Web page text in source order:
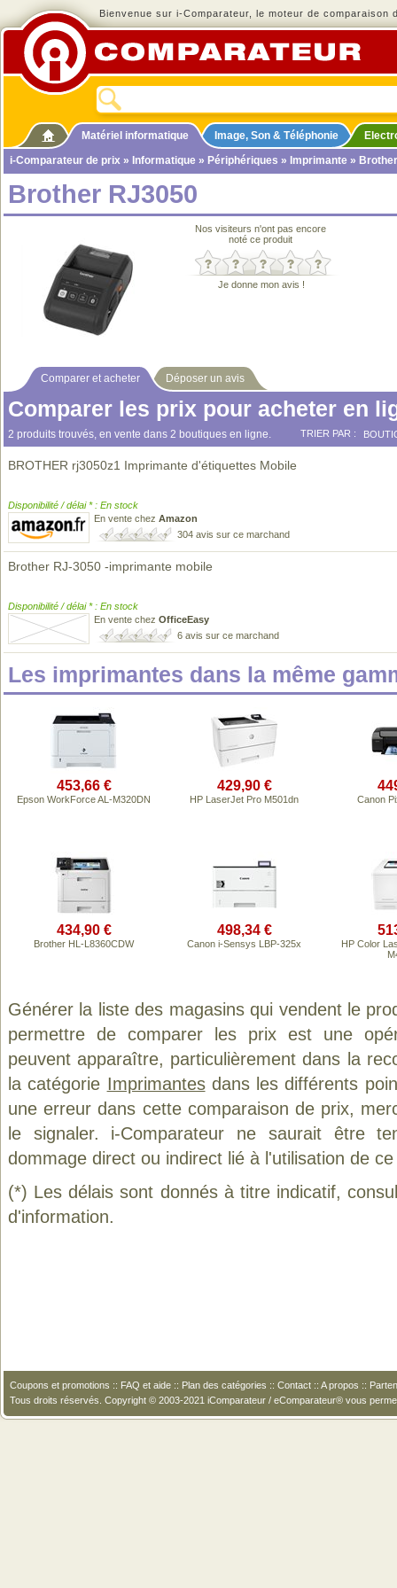
Bienvenue sur i-Comparateur, le moteur de comparaison
Matériel informatique Image, Son & Téléphonie
i-Comparateur de prix » Informatique » Périphériques » Imprimante »
Brother RJ3050
Nos visiteurs n'ont pas encore
noté ce produit
Je donne mon avis !
Comparer et acheter Déposer un avis
Comparer les prix pour acheter en
2 produits trouvés, en vente dans 2 boutiques en ligne. TRIER PAR :
BROTHER rj3050z1 Imprimante d'étiquettes Mobile
Disponibilité / délai * : En stock
En vente chez Amazon
304 avis sur ce marchand
Brother RJ-3050 -imprimante mobile
Disponibilité / délai * : En stock
En vente chez OfficeEasy
6 avis sur ce marchand
Les imprimantes dans la même
453,66 €
Epson WorkForce AL-M320DN
429,90 €
HP LaserJet Pro M501dn Canon
434,90 €
Brother HL-L8360CDW
498,34 €
Canon i-Sensys LBP-325x
HP Color
Générer la liste des magasins qui vendent le
permettre de comparer les prix est une
peuvent apparaître, particulièrement dans la
la catégorie Imprimantesdans les différents
une erreur dans cette comparaison de prix,
le signaler. i-Comparateur ne saurait être
dommage direct ou indirect lié à l'utilisation de
(*) Les délais sont donnés à titre indicatif,
d'information.
Coupons et promotions :: FAQ et aide :: Plan des catégories :: Contact :: A propos ::
Tous droits réservés. Copyright © 2003-2021 iComparateur / eComparateur® vous